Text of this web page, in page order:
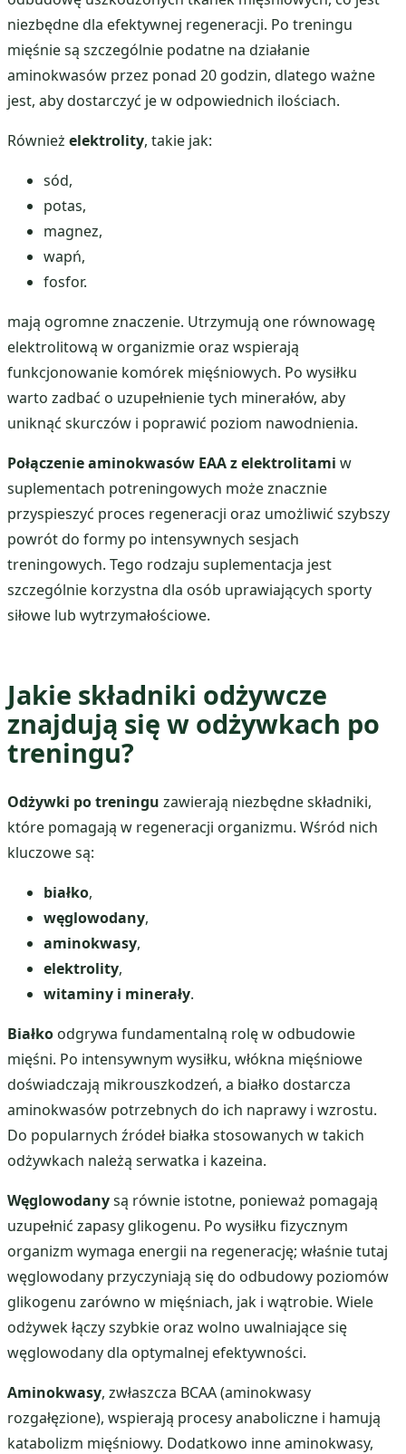
niezbędne dla efektywnej regeneracji. Po treningu
mięśnie są szczególnie podatne na działanie
aminokwasów przez ponad 20 godzin, dlatego ważne
jest, aby dostarczyć je w odpowiednich ilościach.
Również elektrolity, takie jak:
sód,
potas,
magnez,
wapń,
fosfor.
mają ogromne znaczenie. Utrzymują one równowagę
elektrolitową w organizmie oraz wspierają
funkcjonowanie komórek mięśniowych. Po wysiłku
warto zadbać o uzupełnienie tych minerałów, aby
uniknąć skurczów i poprawić poziom nawodnienia.
Połączenie aminokwasów EAA z elektrolitami w
suplementach potreningowych może znacznie
przyspieszyć proces regeneracji oraz umożliwić szybszy
powrót do formy po intensywnych sesjach
treningowych. Tego rodzaju suplementacja jest
szczególnie korzystna dla osób uprawiających sporty
siłowe lub wytrzymałościowe.
Jakie składniki odżywcze
znajdują się w odżywkach po
treningu?
Odżywki po treningu zawierają niezbędne składniki,
które pomagają w regeneracji organizmu. Wśród nich
kluczowe są:
białko,
węglowodany,
aminokwasy,
elektrolity,
witaminy i minerały.
Białko odgrywa fundamentalną rolę w odbudowie
mięśni. Po intensywnym wysiłku, włókna mięśniowe
doświadczają mikrouszkodzeń, a białko dostarcza
aminokwasów potrzebnych do ich naprawy i wzrostu.
Do popularnych źródeł białka stosowanych w takich
odżywkach należą serwatka i kazeina.
Węglowodanysą równie istotne, ponieważ pomagają
uzupełnić zapasy glikogenu. Po wysiłku fizycznym
organizm wymaga energii na regenerację; właśnie tutaj
węglowodany przyczyniają się do odbudowy poziomów
glikogenu zarówno w mięśniach, jak i wątrobie. Wiele
odżywek łączy szybkie oraz wolno uwalniające się
węglowodany dla optymalnej efektywności.
Aminokwasy, zwłaszcza BCAA (aminokwasy
rozgałęzione), wspierają procesy anaboliczne i hamują
katabolizm mięśniowy. Dodatkowo inne aminokwasy,